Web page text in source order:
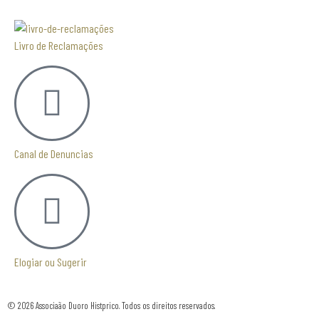
Livro de Reclamações
Canal de Denuncias
Elogiar ou Sugerir
© 2026 Associaão Duoro Histprico. Todos os direitos reservados.